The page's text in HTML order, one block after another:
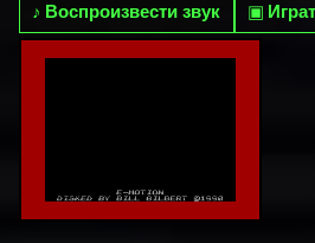
♪ Воспроизвести звук ▣